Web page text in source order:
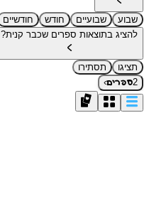
שבוע שבועיים חודש
חודשיים
להציג בתוצאות ספרים שכבר קנית?
תציגו
תסתירו
2ספרים›